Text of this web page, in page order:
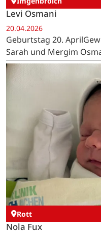
Levi Osmani
20.04.2026
Geburtstag 20.
Sarah und Mergim
Rott
Nola Fux